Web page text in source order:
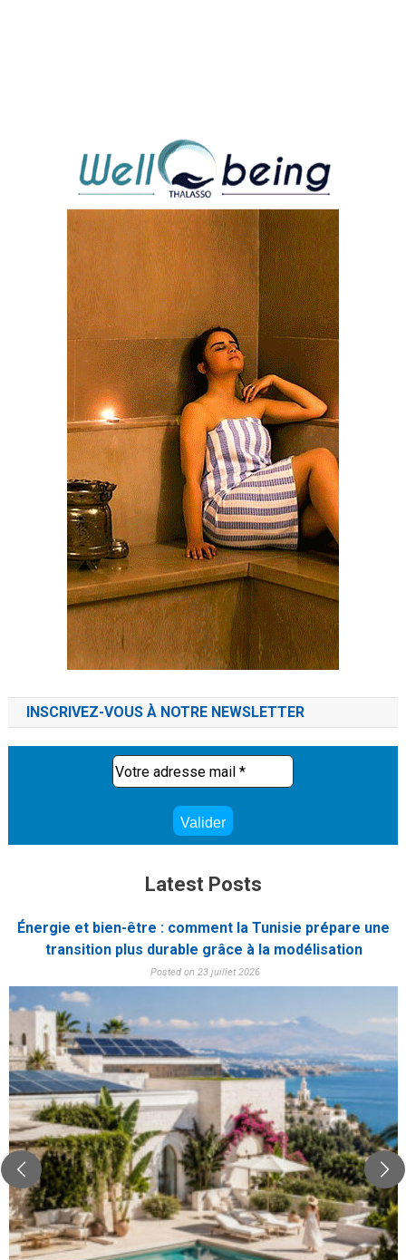
INSCRIVEZ-VOUS À NOTRE NEWSLETTER
Latest Posts
Énergie et bien-être : comment la Tunisie prépare une
transition plus durable grâce à la modélisation
Posted on 23 juillet 2026